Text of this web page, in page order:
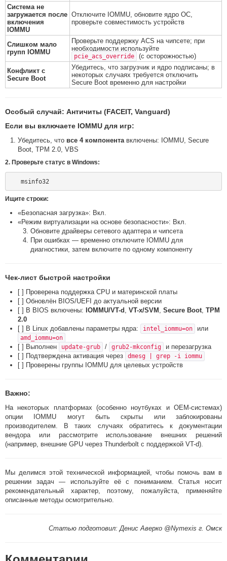
Система не
загружается после
включения
IOMMU
Отключите IOMMU, обновите ядро ОС,
проверьте совместимость устройств
Слишком мало
групп IOMMU
Проверьте поддержку ACS на чипсете; при
необходимости используйте
pcie_acs_override
(с осторожностью)
Конфликт с
Secure Boot
Убедитесь, что загрузчик и ядро подписаны; в
некоторых случаях требуется отключить
Secure Boot временно для настройки
Особый случай: Античиты (FACEIT, Vanguard)
Если вы включаете IOMMU для игр:
Убедитесь, что все 4 компонентавключены: IOMMU, Secure
Boot, TPM 2.0, VBS
2. Проверьте статус в Windows:
Ищите строки:
«Безопасная загрузка»: Вкл.
«Режим виртуализации на основе безопасности»: Вкл.
Обновите драйверы сетевого адаптера и чипсета
При ошибках — временно отключите IOMMU для
диагностики, затем включите по одному компоненту
Чек-лист быстрой настройки
[ ] Проверена поддержка CPU и материнской платы
[ ] Обновлён BIOS/UEFI до актуальной версии
[ ] В BIOS включены: IOMMU/VT-d , VT-x/SVM , Secure Boot, TPM
2.0
[ ] В Linux добавлены параметры ядра:
intel_iommu=on или
amd_iommu=on
[ ] Выполнен update-grub / grub2-mkconfig
и перезагрузка
[ ] Подтверждена активация через
dmesg | grep -i iommu
[ ] Проверены группы IOMMU для целевых устройств
Важно:
На некоторых платформах (особенно ноутбуках и OEM-системах)
опции IOMMU могут быть скрыты или заблокированы
производителем. В таких случаях обратитесь к документации
вендора или рассмотрите использование внешних решений
(например, внешние GPU через Thunderbolt с поддержкой VT-d).
Мы делимся этой технической информацией, чтобы помочь вам в
решении задач — используйте её с пониманием. Статья носит
рекомендательный характер, поэтому, пожалуйста, применяйте
описанные методы осмотрительно.
Статью подготовил: Денис Аверко @Nymexis г. Омск